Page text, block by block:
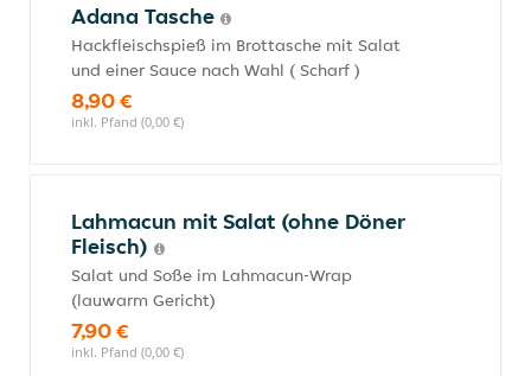
Adana Tasche
Hackfleischspieß im Brottasche mit Salat
und einer Sauce nach Wahl ( Scharf )
8,90 €
inkl. Pfand (0,00 €)
Lahmacun mit Salat (ohne Döner
Fleisch)
Salat und Soße im Lahmacun-Wrap
(lauwarm Gericht)
7,90 €
inkl. Pfand (0,00 €)